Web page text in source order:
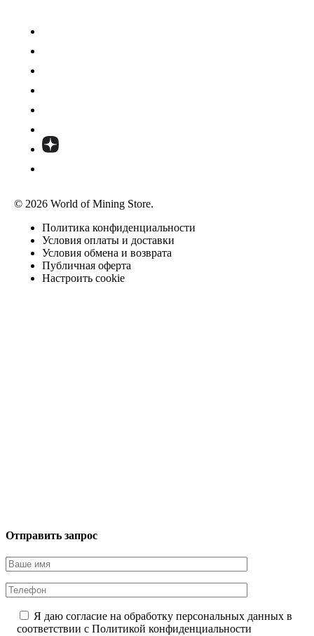
© 2026 World of Mining Store.
Политика конфиденциальности
Условия оплаты и доставки
Условия обмена и возврата
Публичная оферта
Настроить cookie
Отправить запрос
Я даю согласие на обработку персональных данных в
соответствии с Политикой конфиденциальности